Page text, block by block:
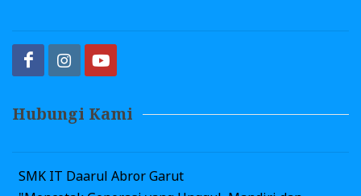
Hubungi Kami
SMK IT Daarul Abror Garut